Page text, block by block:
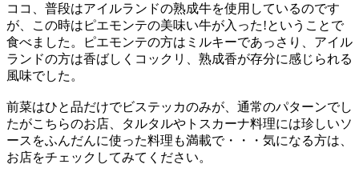
ココ、普段はアイルランドの熟成牛を使用しているのです
が、この時はピエモンテの美味い牛が入った!ということで
食べました。ピエモンテの方はミルキーであっさり、アイル
ランドの方は香ばしくコックリ、熟成香が存分に感じられる
風味でした。
前菜はひと品だけでビステッカのみが、通常のパターンでし
たがこちらのお店、タルタルやトスカーナ料理には珍しいソ
ースをふんだんに使った料理も満載で・・・気になる方は、
お店をチェックしてみてください。